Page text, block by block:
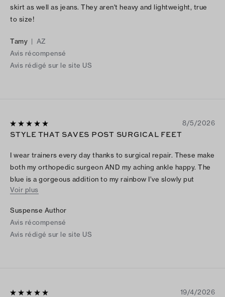
skirt as well as jeans. They aren't heavy and lightweight, true
to size!
Tamy | AZ
Avis récompensé
Avis rédigé sur le site US
8/5/2026
STYLE THAT SAVES POST SURGICAL FEET
I wear trainers every day thanks to surgical repair. These make
both my orthopedic surgeon AND my aching ankle happy. The
blue is a gorgeous addition to my rainbow I’ve slowly put
together to go with or contrast to my daily wear. Who says you
Voir plus
Suspense Author
Avis récompensé
Avis rédigé sur le site US
19/4/2026